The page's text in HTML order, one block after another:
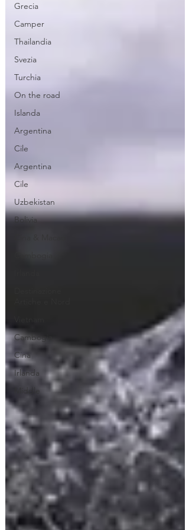
Grecia
Camper
Thailandia
Svezia
Turchia
On the road
Islanda
Argentina
Cile
Argentina
Cile
Uzbekistan
Bolivia
Cambogia
Cina
Irlanda
Middle